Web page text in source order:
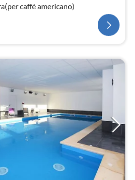
caffé americano)